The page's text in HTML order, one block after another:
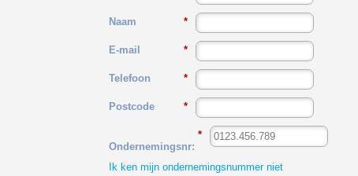
*
Naam
*
E-mail
*
Telefoon
*
Postcode
*
Ondernemingsnr:
Ik ken mijn ondernemingsnummer niet